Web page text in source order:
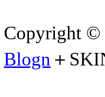
Copyright ©
Blogn ＋